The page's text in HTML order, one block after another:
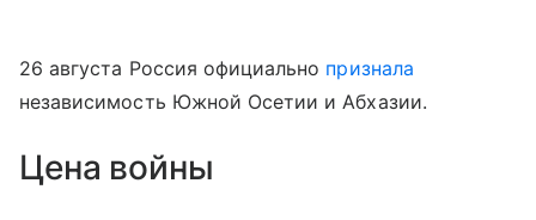
26 августа Россия официально признала
независимость Южной Осетии и Абхазии.
Цена войны